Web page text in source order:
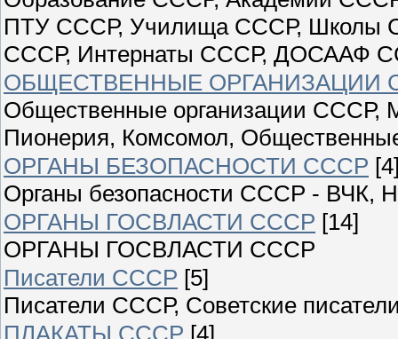
ПТУ СССР, Училища СССР, Школы
СССР, Интернаты СССР, ДОСААФ
ОБЩЕСТВЕННЫЕ ОРГАНИЗАЦИИ
Общественные организации СССР,
Пионерия, Комсомол,
ОРГАНЫ БЕЗОПАСНОСТИ СССР
Органы безопасности СССР -
ОРГАНЫ ГОСВЛАСТИ СССР [14]
ОРГАНЫ ГОСВЛАСТИ СССР
Писатели СССР [5]
Писатели СССР, Советские
ПЛАКАТЫ СССР [4]